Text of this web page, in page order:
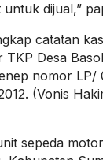
dijual,”
catatan
Desa
nomor LP/
(Vonis
sepeda